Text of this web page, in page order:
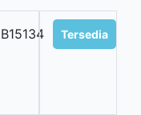
B15134 Tersedia